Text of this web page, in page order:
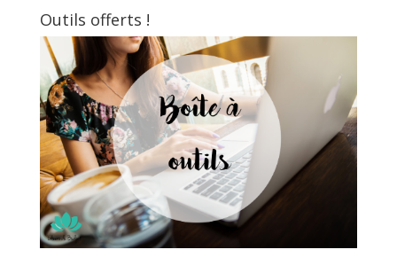
Outils offerts !